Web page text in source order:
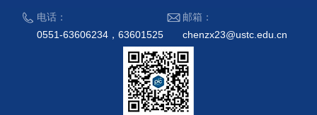
电话：
0551-63606234，63601525
邮箱：
chenzx23@ustc.edu.cn